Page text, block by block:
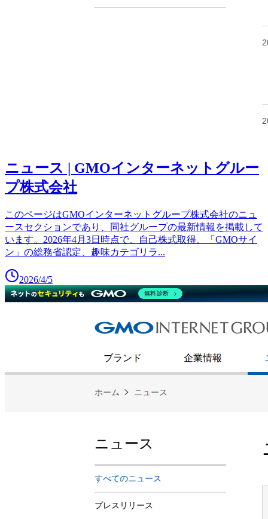
ニュース | GMOインターネットグルー
プ株式会社
このページはGMOインターネットグループ株式会社のニュ
ースセクションであり、同社グループの最新情報を掲載して
います。2026年4月3日時点で、自己株式取得、「GMOサイ
ン」の総務省認定、趣味カテゴリラ...
2026/4/5